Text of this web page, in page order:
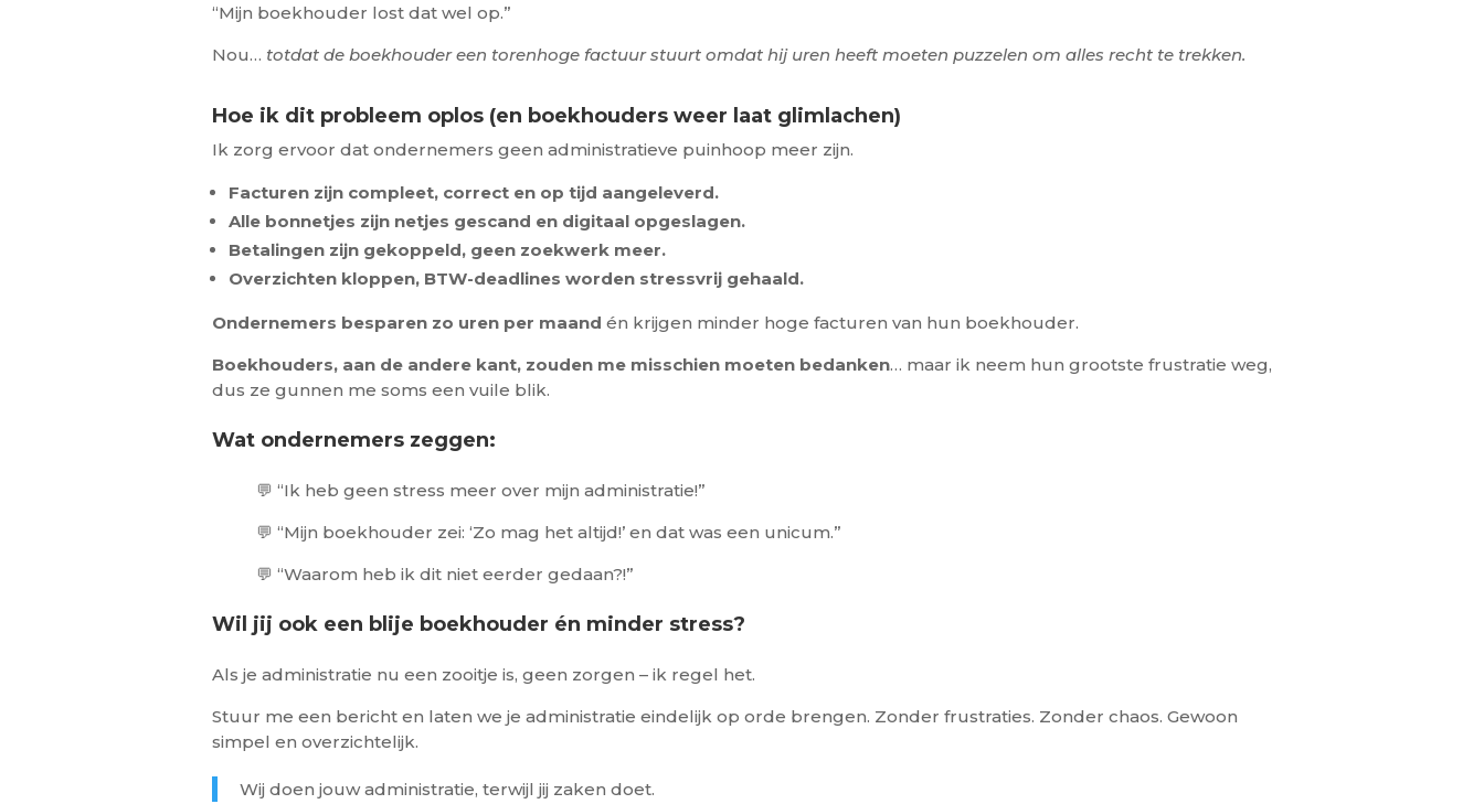
“Mijn boekhouder lost dat wel op.”
Nou… totdat de boekhouder een torenhoge factuur stuurt omdat hij uren heeft moeten puzzelen om alles recht te trekken.
Hoe ik dit probleem oplos (en boekhouders weer laat glimlachen)
Ik zorg ervoor dat ondernemers geen administratieve puinhoop meer zijn.
Facturen zijn compleet, correct en op tijd aangeleverd.
Alle bonnetjes zijn netjes gescand en digitaal opgeslagen.
Betalingen zijn gekoppeld, geen zoekwerk meer.
Overzichten kloppen, BTW-deadlines worden stressvrij gehaald.
Ondernemers besparen zo uren per maand én krijgen minder hoge facturen van hun boekhouder.
Boekhouders, aan de andere kant, zouden me misschien moeten bedanken… maar ik neem hun grootste frustratie weg,
dus ze gunnen me soms een vuile blik.
Wat ondernemers zeggen:
💬 “Ik heb geen stress meer over mijn administratie!”
💬 “Mijn boekhouder zei: ‘Zo mag het altijd!’ en dat was een unicum.”
💬 “Waarom heb ik dit niet eerder gedaan?!”
Wil jij ook een blije boekhouder én minder stress?
Als je administratie nu een zooitje is, geen zorgen – ik regel het.
Stuur me een bericht en laten we je administratie eindelijk op orde brengen. Zonder frustraties. Zonder chaos. Gewoon
simpel en overzichtelijk.
Wij doen jouw administratie, terwijl jij zaken doet.